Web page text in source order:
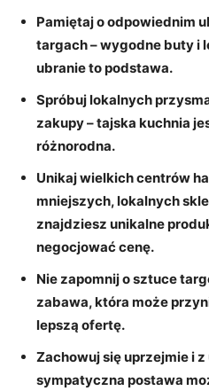
Pamiętaj o odpowiednim
targach – wygodne ⁢buty‍ i
ubranie to podstawa.
Spróbuj lokalnych
zakupy – tajska kuchnia
różnorodna.
Unikaj wielkich centrów
mniejszych, ⁤lokalnych
‍znajdziesz unikalne
negocjować cenę.
Nie zapomnij o⁢ sztuce
zabawa, która może⁣
lepszą ⁢ofertę.
Zachowuj się ‍uprzejmie i z‍
sympatyczna postawa